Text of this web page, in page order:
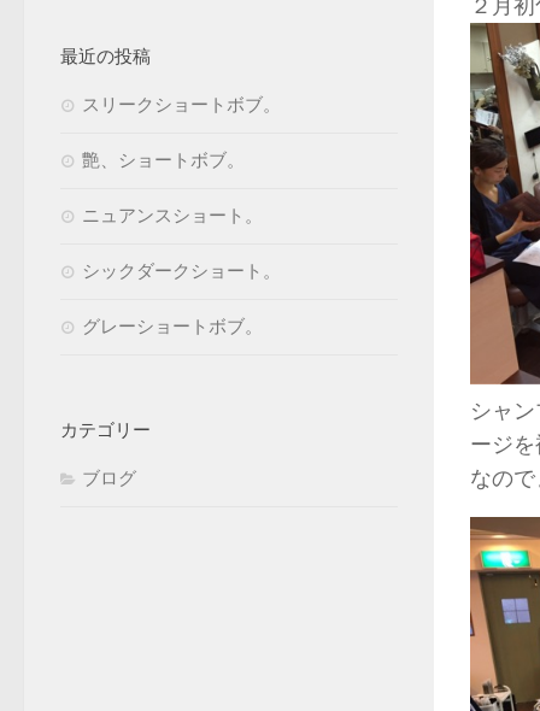
２月
シャ
ージ
なの
ド
ス
最近の投稿
スリークショートボブ。
艶、ショートボブ。
ニュアンスショート。
シックダークショート。
グレーショートボブ。
カテゴリー
ブログ